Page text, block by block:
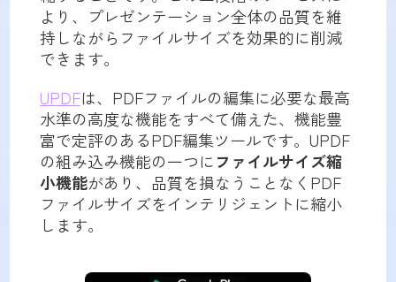
より、プレゼンテーション全体の品質を維
持しながらファイルサイズを効果的に削減
できます。
UPDFは、PDFファイルの編集に必要な最高
水準の高度な機能をすべて備えた、機能豊
富で定評のあるPDF編集ツールです。UPDF
の組み込み機能の一つにファイルサイズ縮
小機能があり、品質を損なうことなくPDF
ファイルサイズをインテリジェントに縮小
します。